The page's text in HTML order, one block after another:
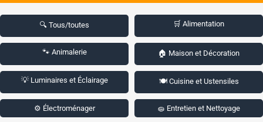
🔍 Tous/toutes 🛒 Alimentation
🐾 Animalerie 🏠 Maison et Décoration
💡 Luminaires et Éclairage 🍽️ Cuisine et Ustensiles
⚙️ Électroménager 🧽 Entretien et Nettoyage